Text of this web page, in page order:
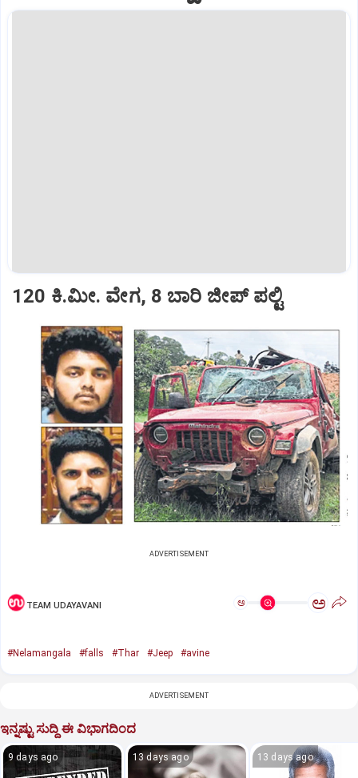
120 ಕಿ.ಮೀ. ವೇಗ, 8 ಬಾರಿ ಜೀಪ್‌ ಪಲ್ಟಿ
ADVERTISEMENT
TEAM UDAYAVANI ಅ ಅ
#Nelamangala #falls #Thar #Jeep #avine
ADVERTISEMENT
ಇನ್ನಷ್ಟು ಸುದ್ದಿ ಈ ವಿಭಾಗದಿಂದ
9 days ago 13 days ago 13 days ago